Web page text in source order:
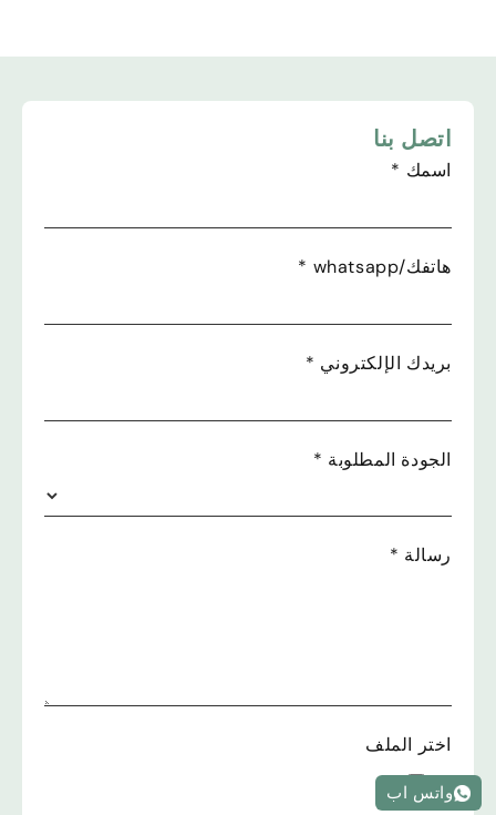
اتصل بنا
اسمك *
هاتفك/whatsapp *
بريدك الإلكتروني *
الجودة المطلوبة *
رسالة *
اختر الملف
واتس اب